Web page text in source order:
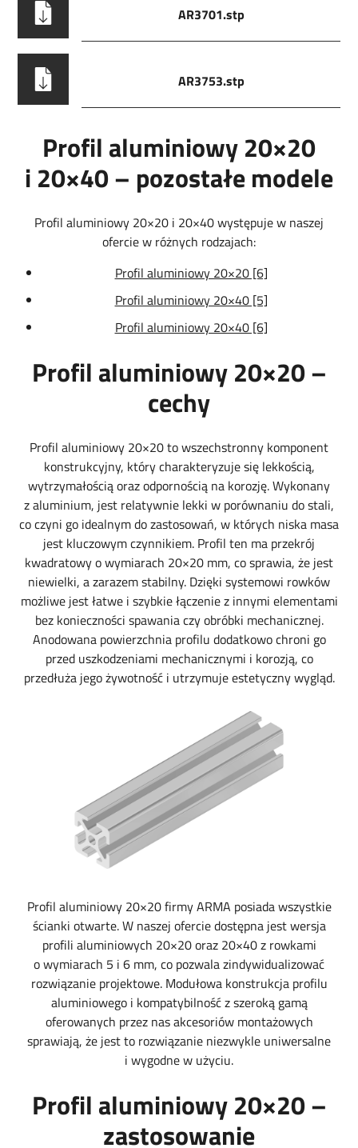
AR3701.stp
AR3753.stp
Profil aluminiowy 20×20
i 20×40 – pozostałe modele
Profil aluminiowy 20×20 i 20×40 występuje w naszej
ofercie w różnych rodzajach:
Profil aluminiowy 20×20 [6]
Profil aluminiowy 20×40 [5]
Profil aluminiowy 20×40 [6]
Profil aluminiowy 20×20 –
cechy
Profil aluminiowy 20×20 to wszechstronny komponent
konstrukcyjny, który charakteryzuje się lekkością,
wytrzymałością oraz odpornością na korozję. Wykonany
z aluminium, jest relatywnie lekki w porównaniu do stali,
co czyni go idealnym do zastosowań, w których niska masa
jest kluczowym czynnikiem. Profil ten ma przekrój
kwadratowy o wymiarach 20×20 mm, co sprawia, że jest
niewielki, a zarazem stabilny. Dzięki systemowi rowków
możliwe jest łatwe i szybkie łączenie z innymi elementami
bez konieczności spawania czy obróbki mechanicznej.
Anodowana powierzchnia profilu dodatkowo chroni go
przed uszkodzeniami mechanicznymi i korozją, co
przedłuża jego żywotność i utrzymuje estetyczny wygląd.
Profil aluminiowy 20×20 firmy ARMA posiada wszystkie
ścianki otwarte. W naszej ofercie dostępna jest wersja
profili aluminiowych 20×20 oraz 20×40 z rowkami
o wymiarach 5 i 6 mm, co pozwala zindywidualizować
rozwiązanie projektowe. Modułowa konstrukcja profilu
aluminiowego i kompatybilność z szeroką gamą
oferowanych przez nas akcesoriów montażowych
sprawiają, że jest to rozwiązanie niezwykle uniwersalne
i wygodne w użyciu.
Profil aluminiowy 20×20 –
zastosowanie